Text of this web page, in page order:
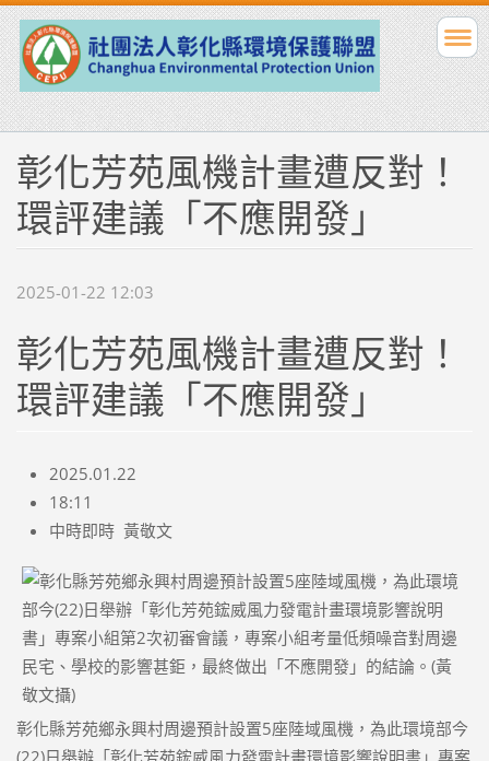
彰化芳苑風機計畫遭反對！
環評建議「不應開發」
2025-01-22 12:03
彰化芳苑風機計畫遭反對！
環評建議「不應開發」
2025.01.22
18:11
中時即時 黃敬文
彰化縣芳苑鄉永興村周邊預計設置5座陸域風機，為此環境部今
(22)日舉辦「彰化芳苑鋐威風力發電計畫環境影響說明書」專案